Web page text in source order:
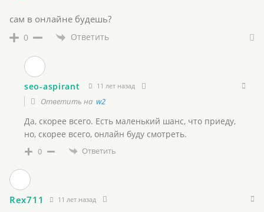
сам в онлайне будешь?
0 Ответить
seo-aspirant 11 лет назад
Ответить на w2
Да, скорее всего. Есть маленький шанс, что приеду,
но, скорее всего, онлайн буду смотреть.
0 Ответить
Rex711 11 лет назад